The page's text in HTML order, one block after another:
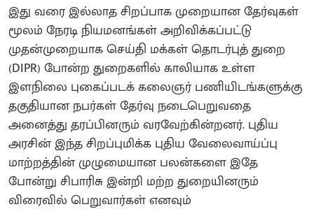
இது வரை இல்லாத சிறப்பாக முறையான தேர்வுகள்
மூலம் நேரடி நியமனங்கள் அறிவிக்கப்பட்டு
முதன்முறையாக செய்தி மக்கள் தொடர்புத் துறை
(DIPR) போன்ற துறைகளில் காலியாக உள்ள
இளநிலை புகைப்படக் கலைஞர் பணியிடங்களுக்கு
தகுதியான நபர்கள் தேர்வு நடைபெறுவதை
அனைத்து தரப்பினரும் வரவேற்கின்றனர். புதிய
அரசின் இந்த சிறப்புமிக்க புதிய வேலைவாய்ப்பு
மாற்றத்தின் முழுமையான பலன்களை இதே
போன்று சிபாரிசு இன்றி மற்ற துறையினரும்
விரைவில் பெறுவார்கள் எனவும்